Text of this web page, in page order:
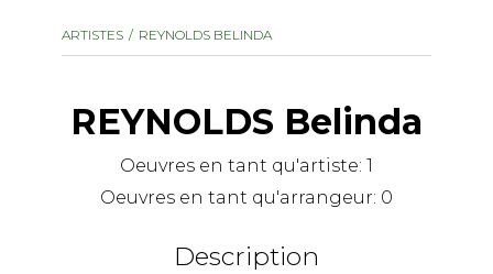
ARTISTES REYNOLDS BELINDA
REYNOLDS Belinda
Oeuvres en tant qu'artiste: 1
Oeuvres en tant qu'arrangeur: 0
Description